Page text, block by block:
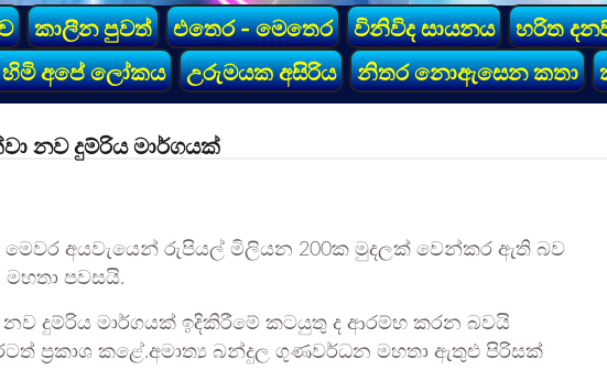
කාලීන පුවත් එතෙර - මෙතෙර විනිවිද සායනය හරිත
අපේ ලෝකය
උරුමයක අසිරිය නිතර නොඇසෙන කතා
නව දුම්රිය මාර්ගයක්
මෙවර අයවැයෙන් රුපියල් මිලියන 200ක මුදලක් වෙන්කර ඇති බව
පවසයි.
දුම්රිය මාර්ගයක් ඉදිකිරීමේ කටයුතු ද ආරම්භ කරන බවයි
ප්‍රකාශ කළේ.අමාත්‍ය බන්දුල ගුණවර්ධන මහතා ඇතුළු පිරිසක්